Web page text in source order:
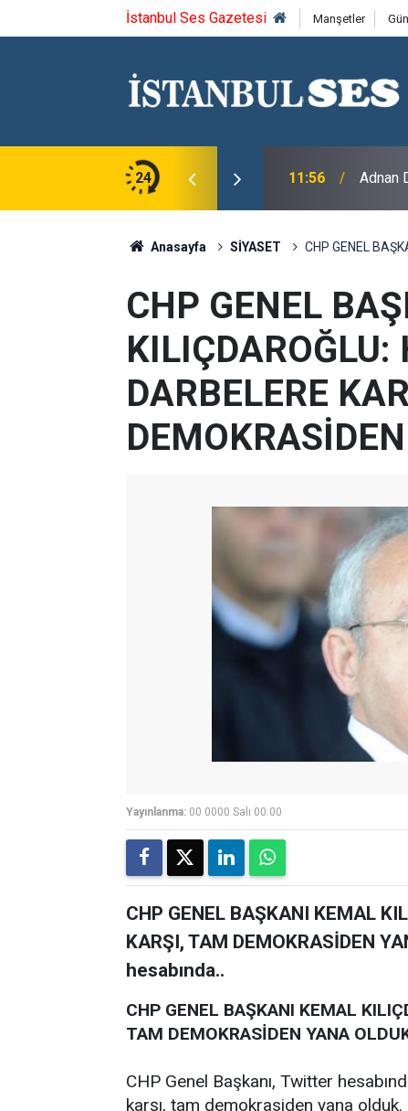
İstanbul Ses Gazetesi Manşetler
24
Kıtlık Coğrafyasına Dönüştürdü 11:56 Adnan
Anasayfa SİYASET CHP GENEL
CHP GENEL
DARBELERE
Yayınlanma: 00 0000 Salı 00:00
CHP GENEL BAŞKANI KEMAL
KARŞI, TAM DEMOKRASİDEN
hesabında..
CHP GENEL BAŞKANI KEMAL
TAM DEMOKRASİDEN YANA
CHP Genel Başkanı, Twitter
karşı, tam demokrasiden yana olduk.